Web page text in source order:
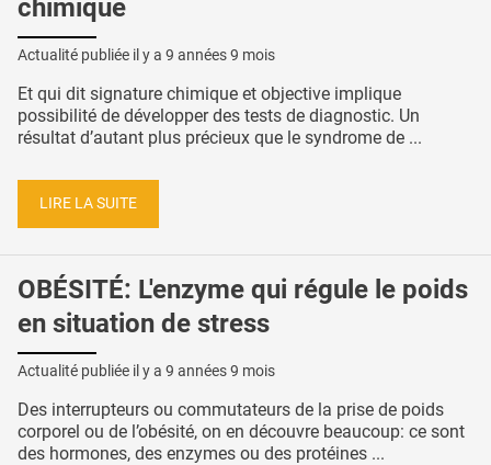
chimique
Actualité publiée il y a 9 années 9 mois
Et qui dit signature chimique et objective implique
possibilité de développer des tests de diagnostic. Un
résultat d’autant plus précieux que le syndrome de ...
LIRE LA SUITE
OBÉSITÉ: L'enzyme qui régule le poids
en situation de stress
Actualité publiée il y a 9 années 9 mois
Des interrupteurs ou commutateurs de la prise de poids
corporel ou de l’obésité, on en découvre beaucoup: ce sont
des hormones, des enzymes ou des protéines ...